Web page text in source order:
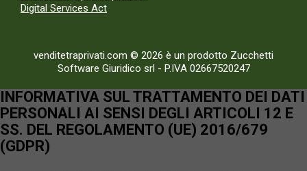
Digital Services Act
venditetraprivati.com © 2026 è un prodotto Zucchetti
Software Giuridico srl - P.IVA 02667520247
INFORMATIVA SUL TRATTAMENTO DEI DATI
PERSONALI AI SENSI DEGLI ARTICOLI 12 E
SS. DEL REGOLAMENTO (UE) 2016/679
(GDPR)